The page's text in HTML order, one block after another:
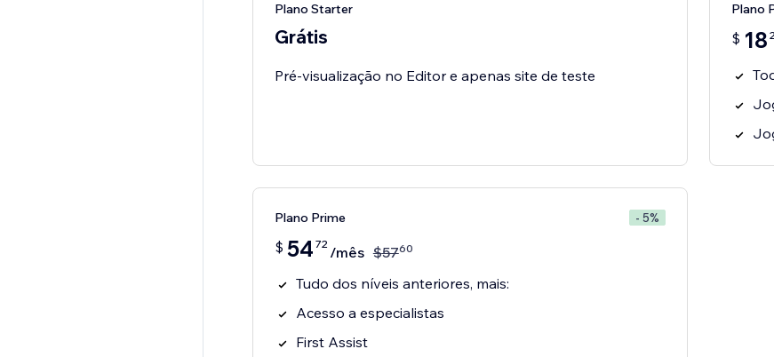
Plano Starter
Grátis
Pré-visualização no Editor e apenas site de teste
Plano
$ 18
Plano Prime - 5%
$ 54 72 /mês $5760
Tudo dos níveis anteriores, mais:
Acesso a especialistas
First Assist